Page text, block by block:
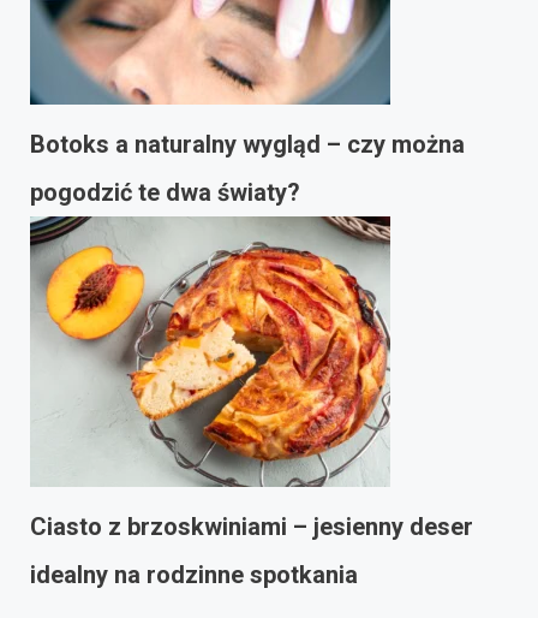
Botoks a naturalny wygląd – czy można
pogodzić te dwa światy?
Ciasto z brzoskwiniami – jesienny deser
idealny na rodzinne spotkania